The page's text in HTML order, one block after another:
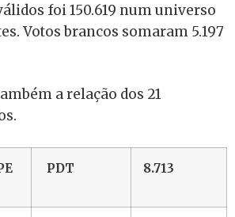
foi 150.619 num universo
Votos brancos somaram 5.197
a relação dos 21
PDT 8.713